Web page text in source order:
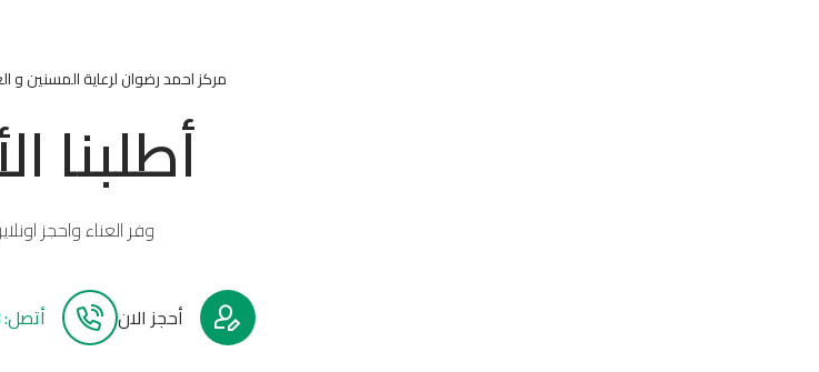
مركز احمد رضوان لرعاية المسنين و
أطلبنا
وفر العناء واحجز
أحجز الان أتصل: 01001177728